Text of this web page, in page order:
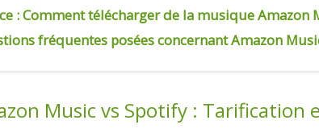
: Comment télécharger de la musique
fréquentes posées concernant Amazon
Music vs Spotify : Tarification